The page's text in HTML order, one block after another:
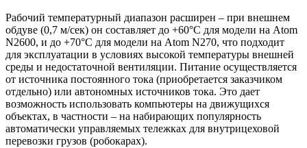
Рабочий температурный диапазон расширен – при внешнем
обдуве (0,7 м/сек) он составляет до +60°C для модели на Atom
N2600, и до +70°C для модели на Atom N270, что подходит
для эксплуатации в условиях высокой температуры внешней
среды и недостаточной вентиляции. Питание осуществляется
от источника постоянного тока (приобретается заказчиком
отдельно) или автономных источников тока. Это дает
возможность использовать компьютеры на движущихся
объектах, в частности – на набирающих популярность
автоматически управляемых тележках для внутрицеховой
перевозки грузов (робокарах).